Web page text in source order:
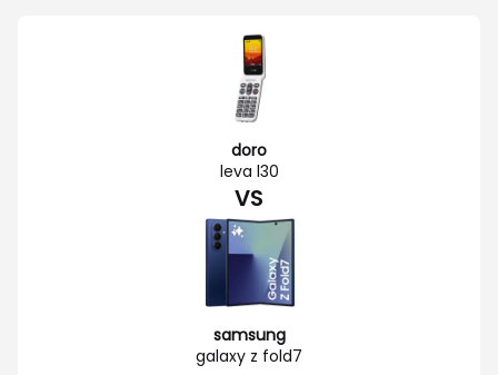
doro
leva l30
VS
samsung
galaxy z fold7